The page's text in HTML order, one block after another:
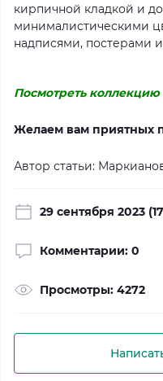
кирпичной кладкой и
минималистическими
надписями, постерами
Посмотреть
Желаем вам приятных
Автор статьи:
29 сентября 2023
Комментарии: 0
Просмотры: 4272